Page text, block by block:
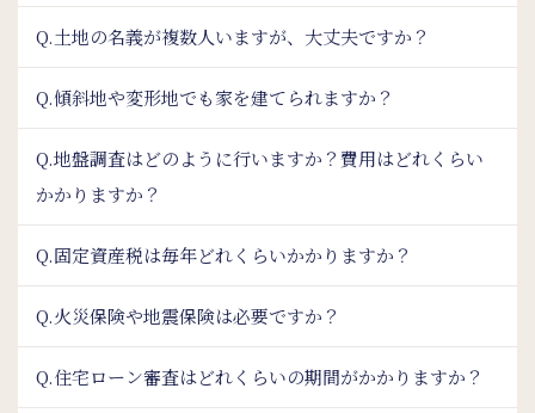
Q.土地の名義が複数人いますが、大丈夫ですか？
Q.傾斜地や変形地でも家を建てられますか？
Q.地盤調査はどのように行いますか？費用はどれくらい
かかりますか？
Q.固定資産税は毎年どれくらいかかりますか？
Q.火災保険や地震保険は必要ですか？
Q.住宅ローン審査はどれくらいの期間がかかりますか？